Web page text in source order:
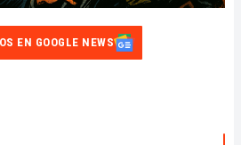
EN GOOGLE NEWS